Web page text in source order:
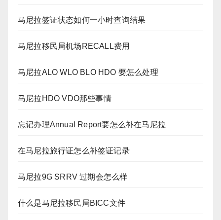
马尼拉签证状态如何一小时查询结果
马尼拉移民局机场RECALL费用
马尼拉ALO WLO BLO HDO 要怎么处理
马尼拉HDO VDO那些事情
忘记办理Annual Report要怎么补在马尼拉
在马尼拉旅行证怎么补签证记录
马尼拉9G SRRV 过期会怎么样
什么是马尼拉移民局BICC文件